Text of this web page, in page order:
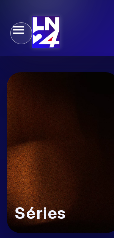
Séries